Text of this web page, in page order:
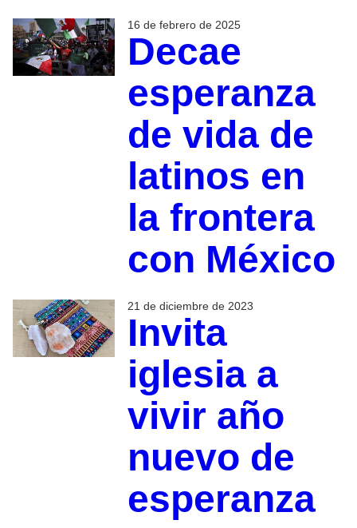
16 de febrero de 2025
Decae
esperanza
de vida de
latinos en
la frontera
con México
21 de diciembre de 2023
Invita
iglesia a
vivir año
nuevo de
esperanza